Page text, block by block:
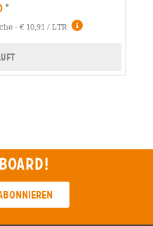
- € 10,91 / LTR